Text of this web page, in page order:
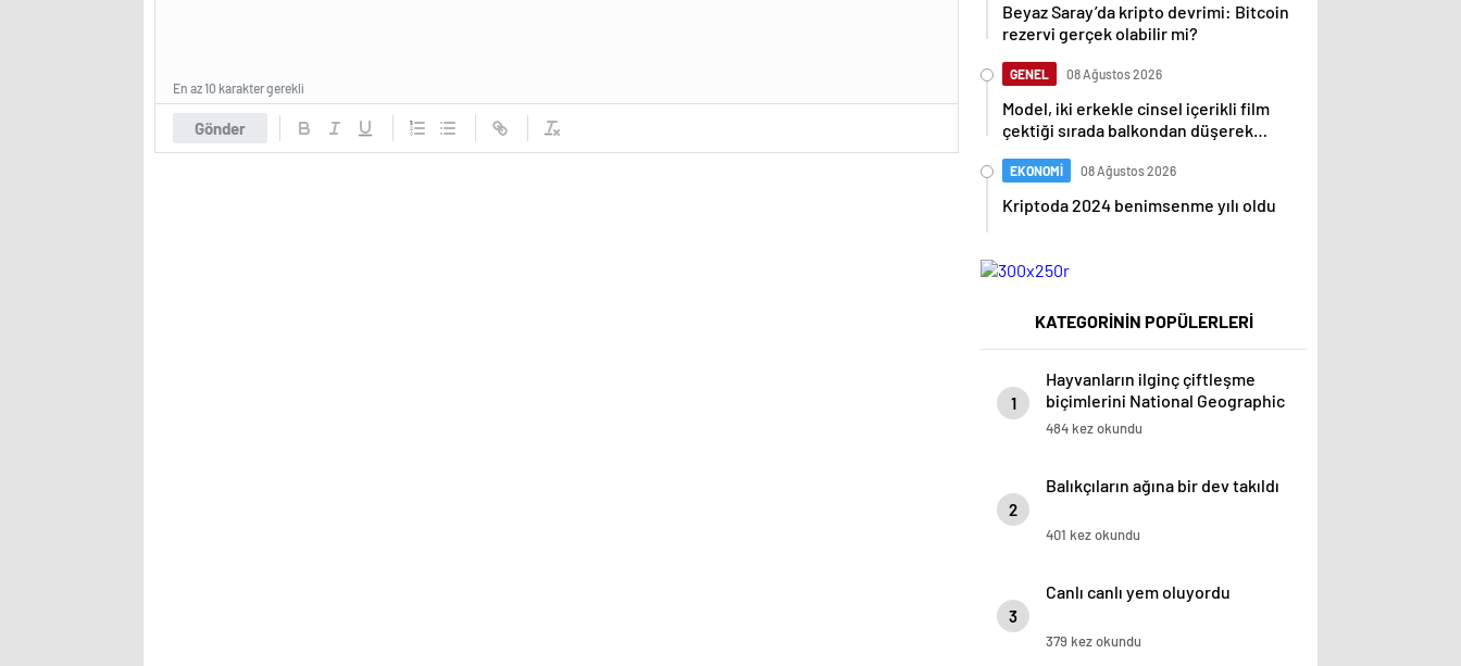
Gönder
En az 10 karakter gerekli
Beyaz Saray’da kripto devrimi: Bitcoin
rezervi gerçek olabilir mi?
GENEL 08 Ağustos 2026
Model, iki erkekle cinsel içerikli film
çektiği sırada balkondan düşerek
EKONOMİ 08 Ağustos 2026
Kriptoda 2024 benimsenme yılı oldu
KATEGORİNİN POPÜLERLERİ
1
Hayvanların ilginç çiftleşme
biçimlerini National Geographic
görüntüledi.
484 kez okundu
2
Balıkçıların ağına bir dev takıldı
401 kez okundu
3
Canlı canlı yem oluyordu
379 kez okundu